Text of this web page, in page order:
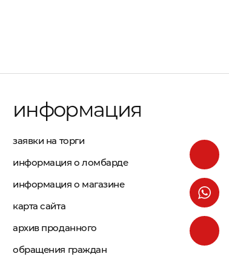
информация
заявки на торги
информация о ломбарде
информация о магазине
карта сайта
архив проданного
обращения граждан